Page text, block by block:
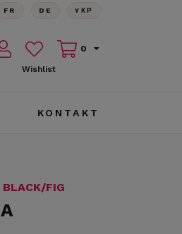
FR DE YКР
Wishlist
0
KONTAKT
FIG